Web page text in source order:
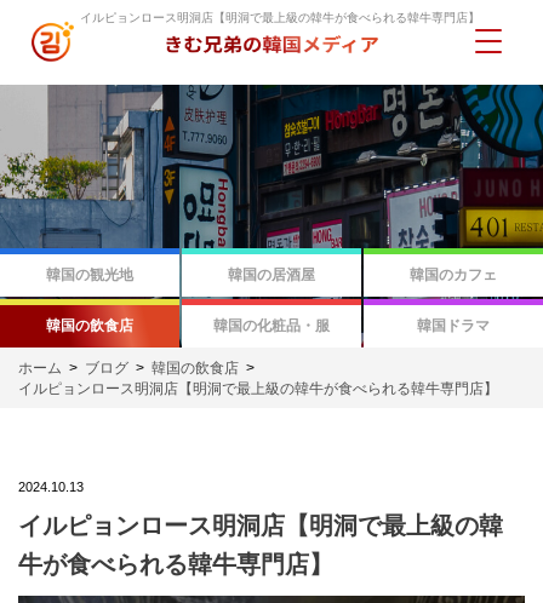
イルピョンロース明洞店【明洞で最上級の韓牛が食べられる韓牛専門店】
韓国の観光地 韓国の居酒屋 韓国のカフェ
韓国の飲食店 韓国の化粧品・服 韓国ドラマ
ホーム ブログ
韓国の飲食店
イルピョンロース明洞店【明洞で最上級の韓牛が食べられる韓牛専門店】
2024.10.13
イルピョンロース明洞店【明洞で最上級の韓
牛が食べられる韓牛専門店】